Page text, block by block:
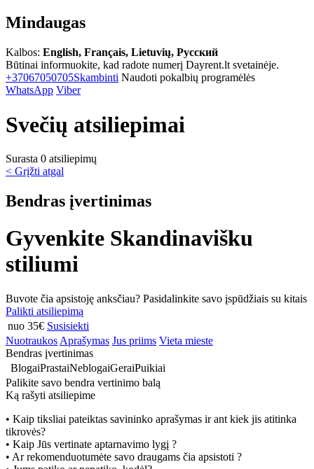
Mindaugas
Kalbos: English, Français, Lietuvių, Русский
Būtinai informuokite, kad radote numerį Dayrent.lt svetainėje.
+37067050705Skambinti Naudoti pokalbių programėlės
WhatsApp Viber
Svečių atsiliepimai
Surasta 0 atsiliepimų
< Grįžti atgal
Bendras įvertinimas
Gyvenkite Skandinavišku
stiliumi
Buvote čia apsistoję anksčiau? Pasidalinkite savo įspūdžiais su kitais
Palikti atsiliepimą
nuo 35€ Susisiekti
Nuotraukos Aprašymas Jus priims Vieta mieste
Bendras įvertinimas
BlogaiPrastaiNeblogaiGeraiPuikiai
Palikite savo bendra vertinimo balą
Ką rašyti atsiliepime
• Kaip tiksliai pateiktas savininko aprašymas ir ant kiek jis atitinka
tikrovės?
• Kaip Jūs vertinate aptarnavimo lygį ?
• Ar rekomenduotumėte savo draugams čia apsistoti ?